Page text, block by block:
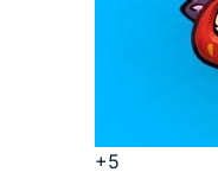
+5